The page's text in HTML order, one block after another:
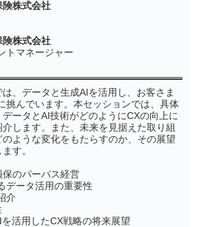
険株式会社
険株式会社
トマネージャー
、データと生成AIを活用し、お客さま
挑んでいます。本セッションでは、具体
ータとAI技術がどのようにCXの向上に
します。また、未来を見据えた取り組
ような変化をもたらすのか、その展望
す。
保のパーパス経営
データ活用の重要性
介
活用したCX戦略の将来展望